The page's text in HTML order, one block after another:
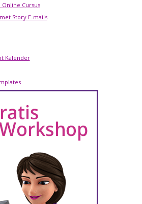
Online Cursus
Story E-mails
Kalender